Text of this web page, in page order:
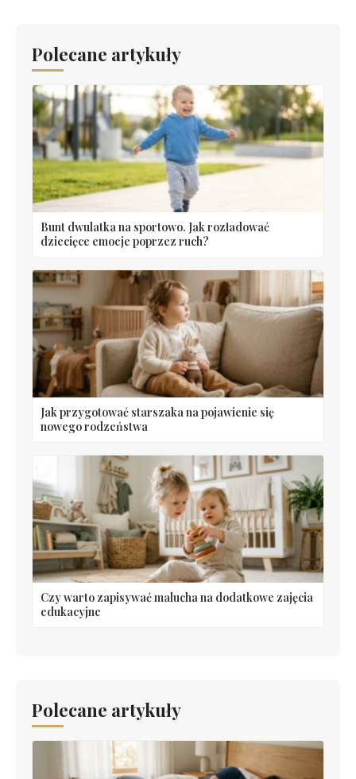
Polecane artykuły
Bunt dwulatka na sportowo. Jak rozładować
dziecięce emocje poprzez ruch?
Jak przygotować starszaka na pojawienie się
nowego rodzeństwa
Czy warto zapisywać malucha na dodatkowe zajęcia
edukacyjne
Polecane artykuły